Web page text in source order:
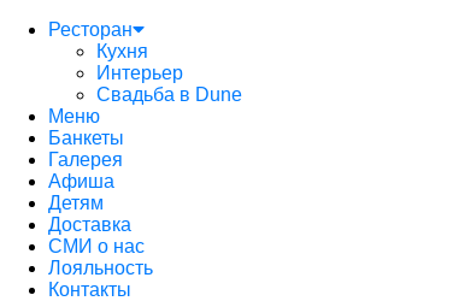
Ресторан
Кухня
Интерьер
Свадьба в Dune
Меню
Банкеты
Галерея
Афиша
Детям
Доставка
СМИ о нас
Лояльность
Контакты